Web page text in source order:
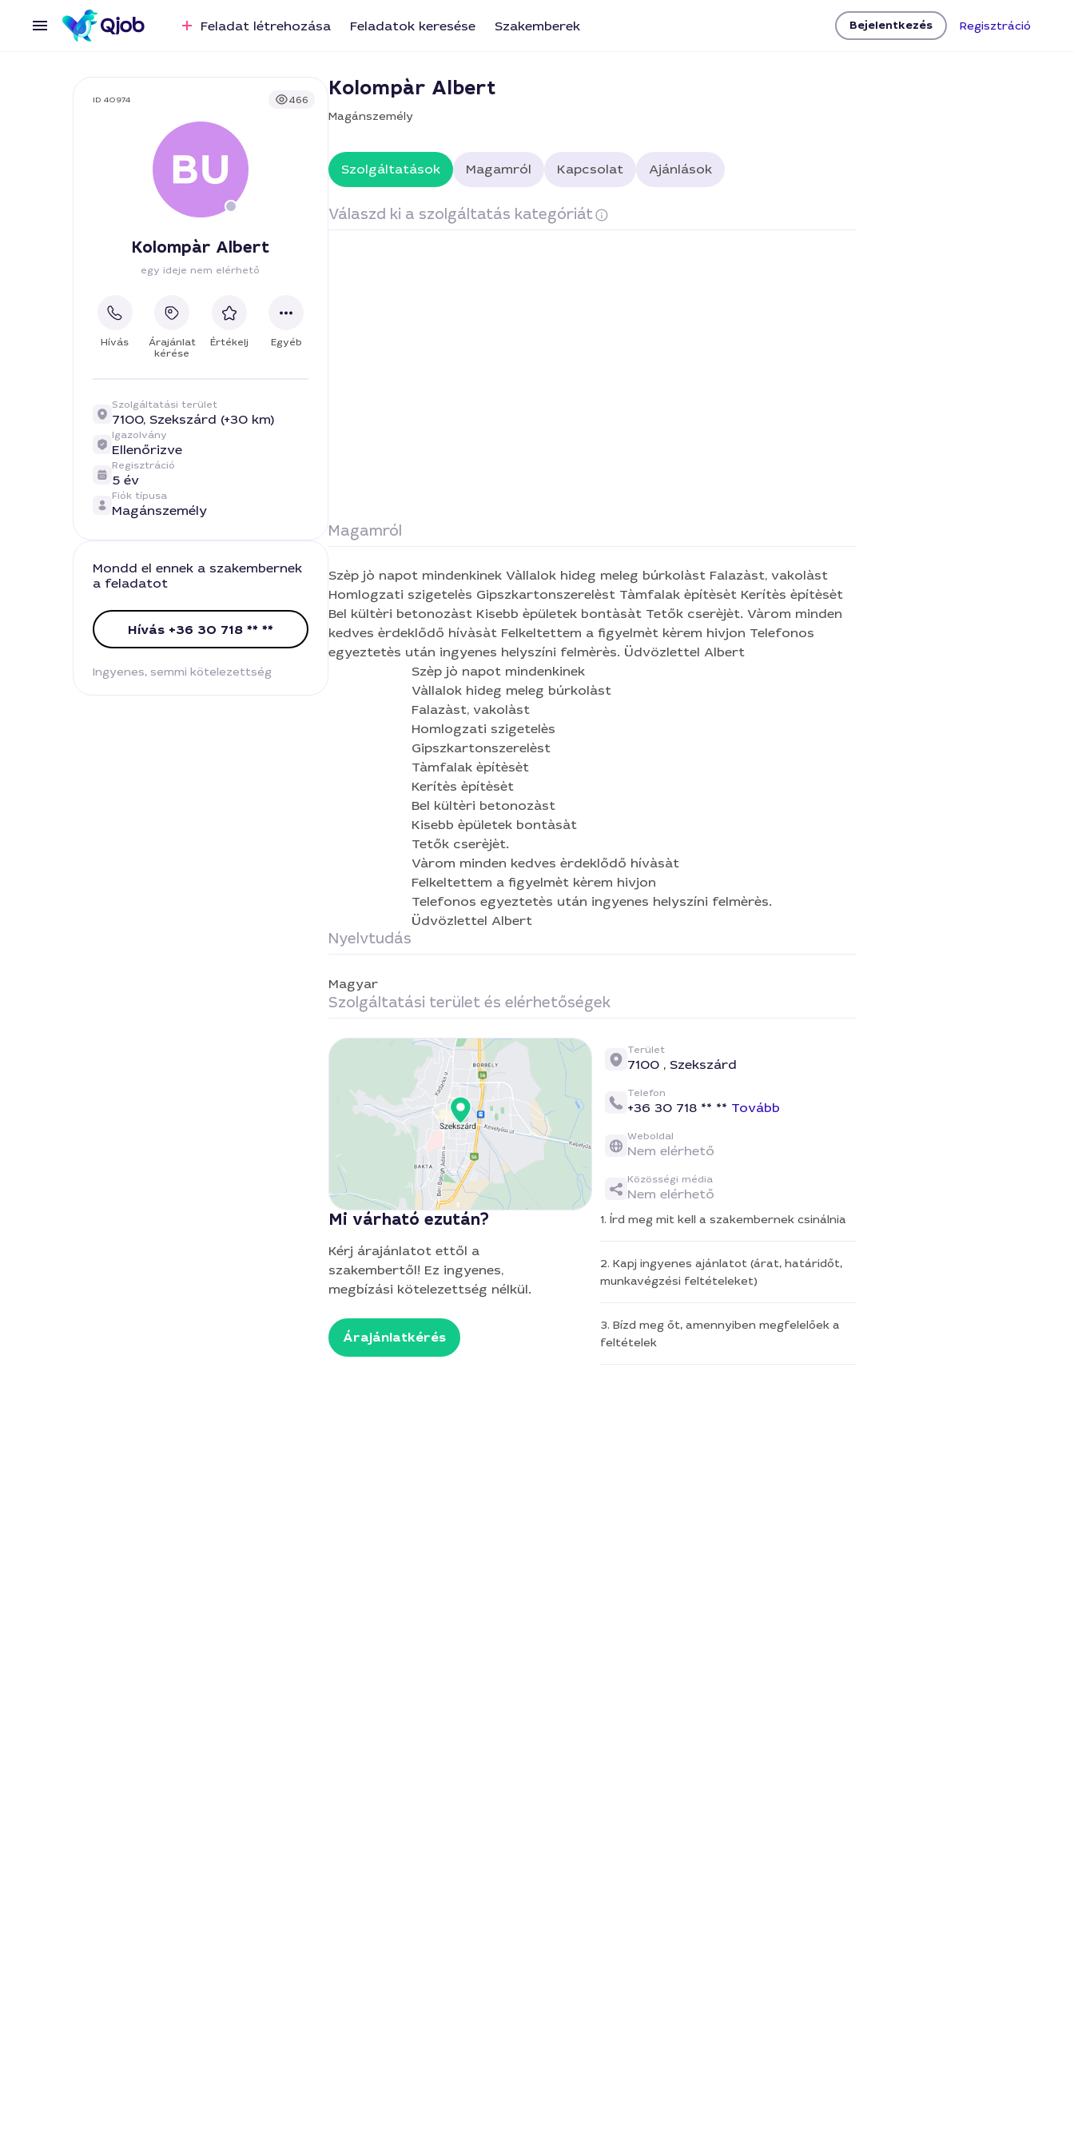
Feladat létrehozása Feladatok keresése Szakemberek Bejelentkezés Regisztráció
ID 40974 466
Kolompàr Albert
egy ideje nem elérhető
Hívás
Árajánlat
kérése
Értékelj Egyéb
Szolgáltatási terület
7100, Szekszárd (+30 km)
Igazolvány
Ellenőrizve
Regisztráció
5 év
Fiók típusa
Magánszemély
Mondd el ennek a szakembernek
a feladatot
Hívás +36 30 718 ** **
Ingyenes, semmi kötelezettség
Kolompàr Albert
Magánszemély
Szolgáltatások Magamról Kapcsolat Ajánlások
Válaszd ki a szolgáltatás kategóriát
Magamról
Szèp jò napot mindenkinek Vàllalok hideg meleg búrkolàst Falazàst, vakolàst
Homlogzati szigetelès Gipszkartonszerelèst Tàmfalak èpítèsèt Kerítès èpítèsèt
Bel kültèri betonozàst Kisebb èpületek bontàsàt Tetők cserèjèt. Vàrom minden
kedves èrdeklődő hívàsàt Felkeltettem a figyelmèt kèrem hivjon Telefonos
egyeztetès után ingyenes helyszíni felmèrès. Üdvözlettel Albert
Szèp jò napot mindenkinek
Vàllalok hideg meleg búrkolàst
Falazàst, vakolàst
Homlogzati szigetelès
Gipszkartonszerelèst
Tàmfalak èpítèsèt
Kerítès èpítèsèt
Bel kültèri betonozàst
Kisebb èpületek bontàsàt
Tetők cserèjèt.
Vàrom minden kedves èrdeklődő hívàsàt
Felkeltettem a figyelmèt kèrem hivjon
Telefonos egyeztetès után ingyenes helyszíni felmèrès.
Üdvözlettel Albert
Nyelvtudás
Magyar
Szolgáltatási terület és elérhetőségek
Terület
7100 , Szekszárd
Telefon
+36 30 718 ** ** Tovább
Weboldal
Nem elérhető
Közösségi média
Nem elérhető
Mi várható ezután?
Kérj árajánlatot ettől a
szakembertől! Ez ingyenes,
megbízási kötelezettség nélkül.
Árajánlatkérés
1. Írd meg mit kell a szakembernek csinálnia
2. Kapj ingyenes ajánlatot (árat, határidőt,
munkavégzési feltételeket)
3. Bízd meg őt, amennyiben megfelelőek a
feltételek